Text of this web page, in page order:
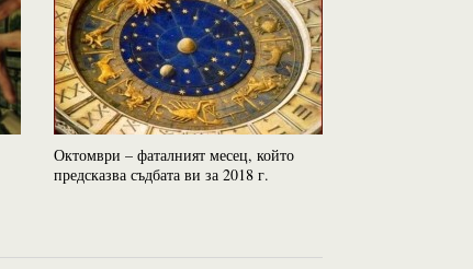
Октомври – фаталният месец, който
предсказва съдбата ви за 2018 г.